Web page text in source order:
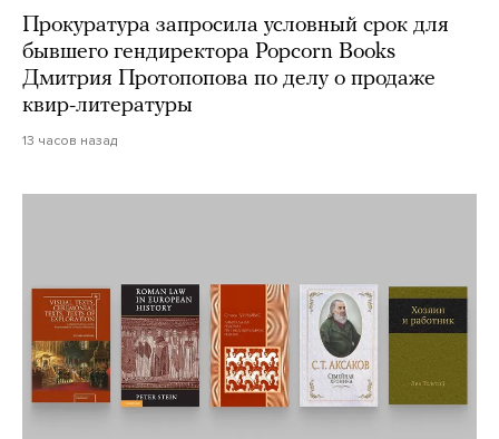
Прокуратура запросила условный срок для
бывшего гендиректора Popcorn Books
Дмитрия Протопопова по делу о продаже
квир-литературы
13 часов назад